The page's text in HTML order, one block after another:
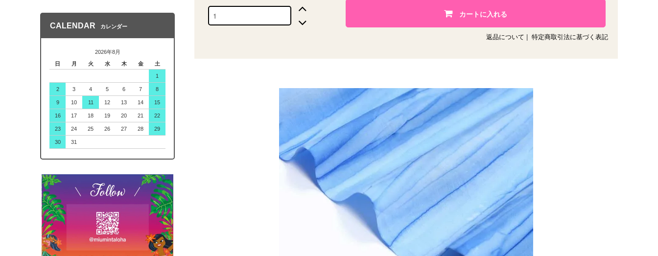
カートに入れる
返品について 特定商取引法に基づく表記
CALENDAR カレンダー
2026年8月
日
月 火 水 木 金 土
1
2 3 4 5 6 7 8
9 10 11 12 13 14 15
16 17 18 19 20 21 22
23 24 25 26 27 28 29
30 31